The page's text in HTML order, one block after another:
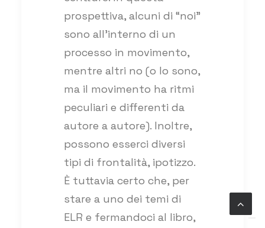
prospettiva, alcuni di “noi”
sono all’interno di un
processo in movimento,
mentre altri no (o lo sono,
ma il movimento ha ritmi
peculiari e differenti da
autore a autore). Inoltre,
possono esserci diversi
tipi di frontalità, ipotizzo.
È tuttavia certo che, per
stare a uno dei temi di
ELR e fermandoci al libro,